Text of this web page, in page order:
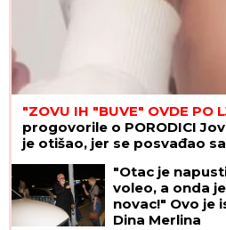
"ZOVU IH "BUVE" OVDE PO
progovorile o PORODICI
je otišao, jer se posvađao
"Otac je
voleo, a onda
novac!" Ovo je
Dina Merlina